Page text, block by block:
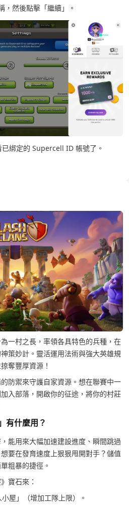
然後點擊「繼續」。
綁定的 Supercell ID 帳號了。
一村之長，率領各具特色的兵種，在
策妙計。靈活運用法術與強大英雄規
奪豐厚資源！
防禦來守護自家資源。想在聯賽中一
入部落，開啟你的征途，將你的村莊
有什麼用？
能用來大幅加速建設進度、瞬間跳過
要在發育速度上狠狠甩開對手？儲值
粗暴的捷徑。
寶石來：
屋」（增加工隊上限）。